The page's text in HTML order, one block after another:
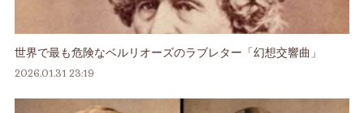
世界で最も危険なベルリオーズのラブレター「幻想交響曲」
2026.01.31 23:19